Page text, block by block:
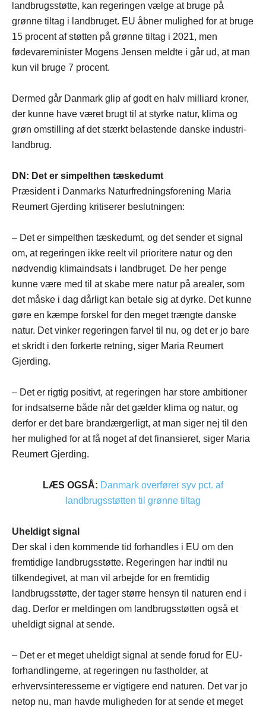
landbrugsstøtte, kan regeringen vælge at bruge på
grønne tiltag i landbruget. EU åbner mulighed for at bruge
15 procent af støtten på grønne tiltag i 2021, men
fødevareminister Mogens Jensen meldte i går ud, at man
kun vil bruge 7 procent.
Dermed går Danmark glip af godt en halv milliard kroner,
der kunne have været brugt til at styrke natur, klima og
grøn omstilling af det stærkt belastende danske industri-
landbrug.
DN: Det er simpelthen tæskedumt
Præsident i Danmarks Naturfredningsforening Maria
Reumert Gjerding kritiserer beslutningen:
– Det er simpelthen tæskedumt, og det sender et signal
om, at regeringen ikke reelt vil prioritere natur og den
nødvendig klimaindsats i landbruget. De her penge
kunne være med til at skabe mere natur på arealer, som
det måske i dag dårligt kan betale sig at dyrke. Det kunne
gøre en kæmpe forskel for den meget trængte danske
natur. Det vinker regeringen farvel til nu, og det er jo bare
et skridt i den forkerte retning, siger Maria Reumert
Gjerding.
– Det er rigtig positivt, at regeringen har store ambitioner
for indsatserne både når det gælder klima og natur, og
derfor er det bare brandærgerligt, at man siger nej til den
her mulighed for at få noget af det finansieret, siger Maria
Reumert Gjerding.
LÆS OGSÅ: Danmark overfører syv pct. af
landbrugsstøtten til grønne tiltag
Uheldigt signal
Der skal i den kommende tid forhandles i EU om den
fremtidige landbrugsstøtte. Regeringen har indtil nu
tilkendegivet, at man vil arbejde for en fremtidig
landbrugsstøtte, der tager større hensyn til naturen end i
dag. Derfor er meldingen om landbrugsstøtten også et
uheldigt signal at sende.
– Det er et meget uheldigt signal at sende forud for EU-
forhandlingerne, at regeringen nu fastholder, at
erhvervsinteresserne er vigtigere end naturen. Det var jo
netop nu, man havde muligheden for at sende et meget